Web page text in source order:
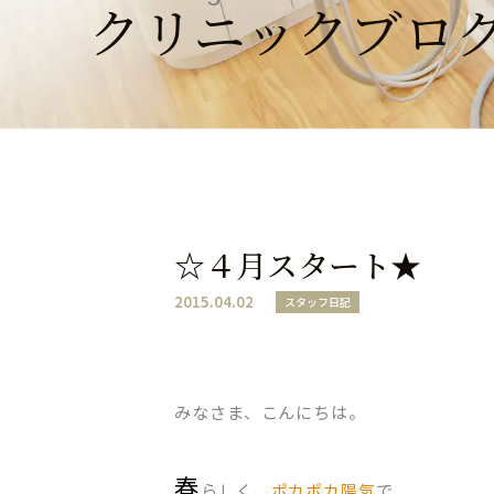
クリニックブロ
☆４月スタート★
2015.04.02 スタッフ日記
みなさま、こんにちは。
春